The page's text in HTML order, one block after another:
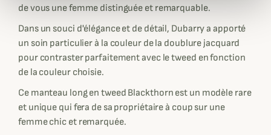
de vous une femme distinguée et remarquable.
Dans un souci d'élégance et de détail, Dubarry a apporté
un soin particulier à la couleur de la doublure jacquard
pour contraster parfaitement avec le tweed en fonction
de la couleur choisie.
Ce manteau long en tweed Blackthorn est un modèle rare
et unique qui fera de sa propriétaire à coup sur une
femme chic et remarquée.